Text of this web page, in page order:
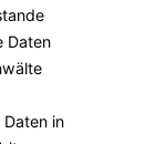
Daten
in